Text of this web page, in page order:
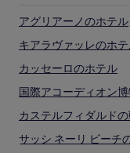
アグリアーノのホテル
キアラヴァッレのホ
カッセーロのホテル
国際アコーディオン
カステルフィダルド
サッシ ネーリ ビーチ